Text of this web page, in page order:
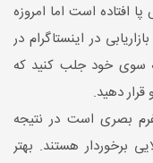
افتاده است اما امروزه
در اینستاگرام در
سوی خود جلب کنید که
قرار دهید.
بصری است در نتیجه
برخوردار هستند. بهتر